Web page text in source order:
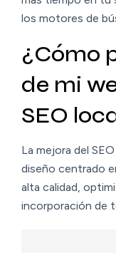
los motores de
¿Cómo
de mi
SEO
La mejora del
diseño centrado
alta calidad,
incorporación de